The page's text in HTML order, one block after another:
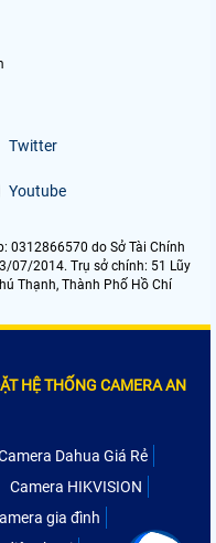
Twitter
Youtube
0312866570 do Sở Tài Chính
07/2014. Trụ sở chính: 51 Lũy
Thạnh, Thành Phố Hồ Chí
HỆ THỐNG CAMERA AN
Dahua Giá Rẻ
Camera HIKVISION
gia đình